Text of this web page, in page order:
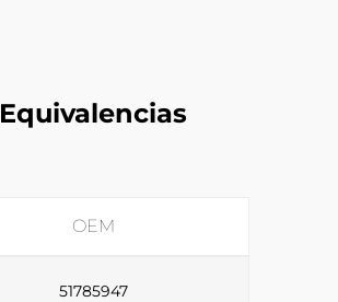
Equivalencias
OEM
51785947